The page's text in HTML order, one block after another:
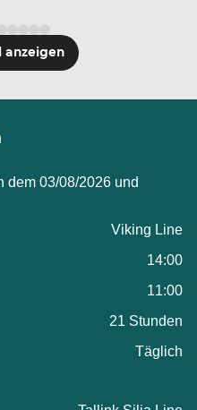
anzeigen
dem 03/08/2026 und
Viking Line
14:00
11:00
21 Stunden
Täglich